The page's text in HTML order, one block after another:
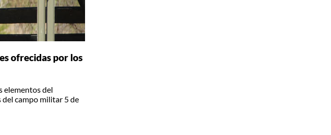
ofrecidas por los
elementos del
campo militar 5 de